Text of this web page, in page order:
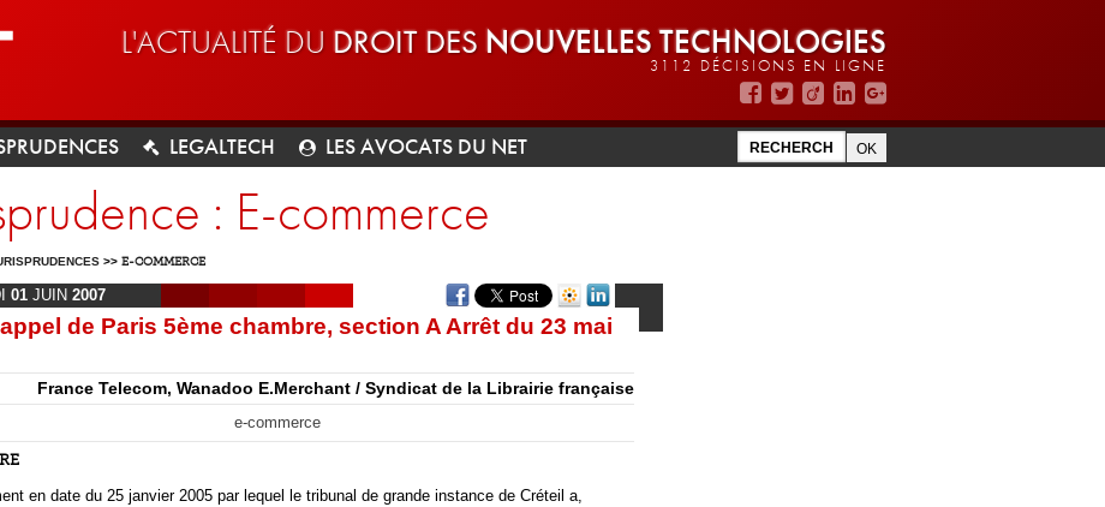
L'ACTUALITÉ DU DROIT DES NOUVELLES TECHNOLOGIES
3112 DÉCISIONS EN LIGNE
LEGALTECH LES AVOCATS DU NET
: E-commerce
>> E-COMMERCE
01 JUIN 2007
de Paris 5ème chambre, section A Arrêt du 23 mai
France Telecom, Wanadoo E.Merchant / Syndicat de la Librairie française
e-commerce
en date du 25 janvier 2005 par lequel le tribunal de grande instance de Créteil a,